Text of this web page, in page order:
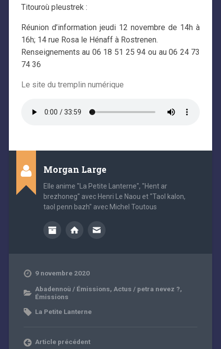
Titouroù pleustrek :
Réunion d’information jeudi 12 novembre de 14h à
16h; 14 rue Rosa le Hénaff à Rostrenen.
Renseignements au 06 18 51 25 94 ou au 06 24 73
74 36
Le site du tremplin numérique
Morgan Large
Elle anime "La Petite Lanterne", "Hent ar
brezhoneg" avec Henri Le Naou et "Taol kalon,
taol penn bazh" avec Michel Toutous
9 novembre 2020
Abadennoù / Émissions, Actus / petra nevez ?,
Émissions
La Petite Lanterne
Article précédent